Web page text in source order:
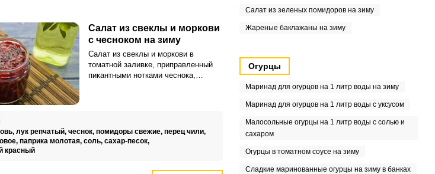
Салат из свеклы и моркови
с чесноком на зиму
Салат из свеклы и моркови в
томатной заливке, приправленный
пикантными нотками чеснока,
урожай красной свеклы и моркови, а
также помидоров.
лук репчатый, чеснок, помидоры свежие, перец чили,
паприка молотая, соль, сахар-песок,
красный
Салат из зеленых помидоров на зиму
Жареные баклажаны на зиму
Огурцы
Маринад для огурцов на 1 литр воды на зиму
Маринад для огурцов на 1 литр воды с уксусом
Малосольные огурцы на 1 литр воды с солью и
сахаром
Огурцы в томатном соусе на зиму
Сладкие маринованные огурцы на зиму в банках